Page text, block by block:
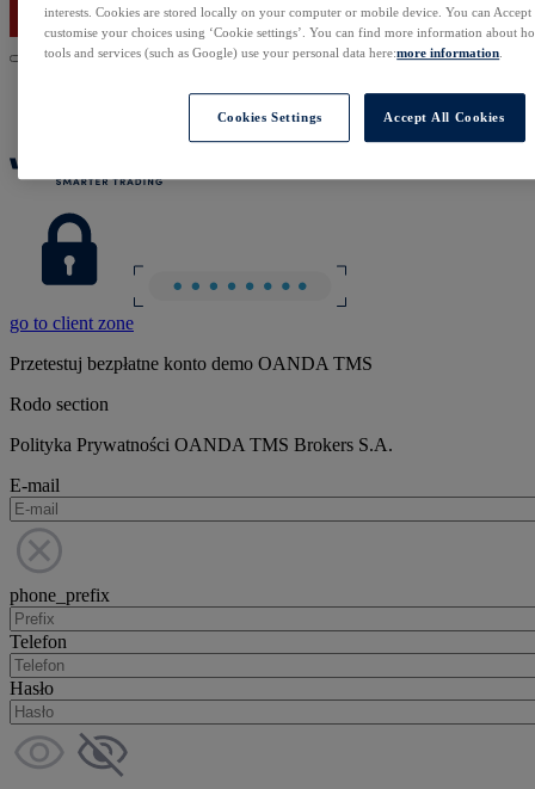
go to client zone
Przetestuj bezpłatne konto demo OANDA TMS
Rodo section
Polityka Prywatności OANDA TMS Brokers S.A.
E-mail
phone_prefix
Telefon
Hasło
interests. Cookies are stored locally on your computer or mobile device. You can
customise your choices using ‘Cookie settings’. You can find more information about
tools and services (such as Google) use your personal data here:more information
Cookies Settings Accept All Cookies